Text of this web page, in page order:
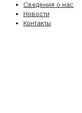
Сведения о нас
Новости
Контакты